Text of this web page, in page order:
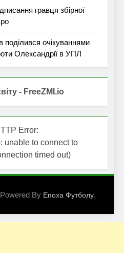
гравця збірної
очікуваннями
Олександрії в УПЛ
- FreeZMI.io
Error:
unable to connect to
timed out)
By Епоха Футболу.